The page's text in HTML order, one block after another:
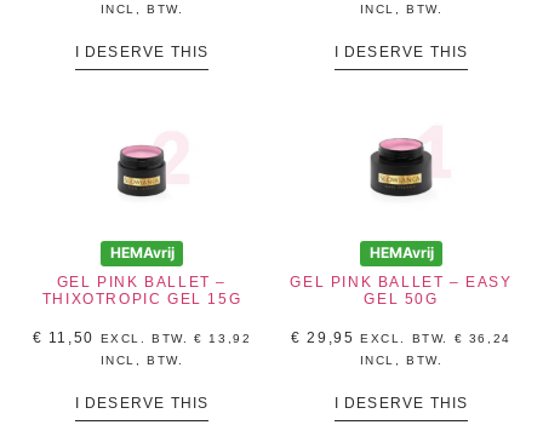
INCL, BTW.
I DESERVE THIS
INCL, BTW.
I DESERVE THIS
HEMAvrij
GEL PINK BALLET –
THIXOTROPIC GEL 15G
€ 11,50 EXCL. BTW.€
13,92
INCL, BTW.
I DESERVE THIS
HEMAvrij
GEL PINK BALLET – EASY
GEL 50G
€ 29,95 EXCL. BTW. € 36,24
INCL, BTW.
I DESERVE THIS